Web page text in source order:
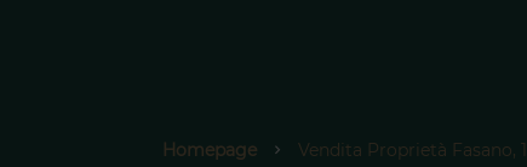
Homepage Vendita Proprietà Fasano,